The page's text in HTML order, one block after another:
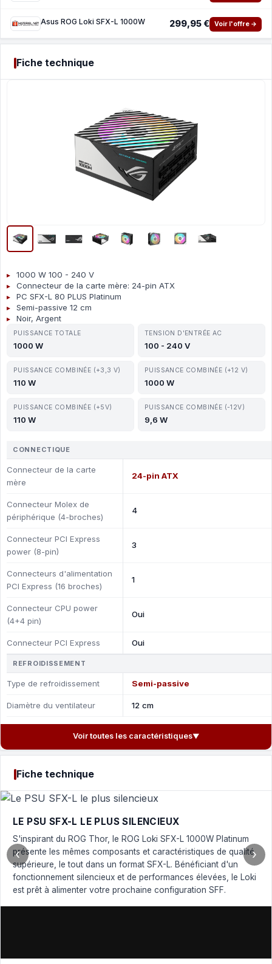
Asus ROG Loki SFX-L 1000W 299,95 € Voir l'offre →
Fiche technique
1000 W 100 - 240 V
Connecteur de la carte mère: 24-pin ATX
PC SFX-L 80 PLUS Platinum
Semi-passive 12 cm
Noir, Argent
PUISSANCE TOTALE
1000 W
TENSION D'ENTRÉE AC
100 - 240 V
PUISSANCE COMBINÉE (+3,3 V)
110 W
PUISSANCE COMBINÉE (+12 V)
1000 W
PUISSANCE COMBINÉE (+5V)
110 W
PUISSANCE COMBINÉE (-12V)
9,6 W
CONNECTIQUE
Connecteur de la carte
mère
24-pin ATX
Connecteur Molex de
périphérique (4-broches)
4
Connecteur PCI Express
power (8-pin)
3
Connecteurs d'alimentation
PCI Express (16 broches)
1
Connecteur CPU power
(4+4 pin)
Oui
Connecteur PCI Express Oui
REFROIDISSEMENT
Type de refroidissement Semi-passive
Diamètre du ventilateur 12 cm
Voir toutes les caractéristiques▼
Fiche technique
LE PSU SFX-L LE PLUS SILENCIEUX
S'inspirant du ROG Thor, le ROG Loki SFX-L 1000W Platinum
présente les mêmes composants et caractéristiques de qualité
supérieure, le tout dans un format SFX-L. Bénéficiant d'un
fonctionnement silencieux et de performances élevées, le Loki
est prêt à alimenter votre prochaine configuration SFF.
‹ ›